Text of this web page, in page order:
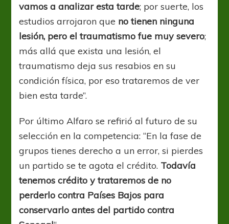
vamos a analizar esta tarde; por suerte, los
estudios arrojaron que no tienen ninguna
lesión, pero el traumatismo fue muy severo;
más allá que exista una lesión, el
traumatismo deja sus resabios en su
condición física, por eso trataremos de ver
bien esta tarde”.
Por último Alfaro se refirió al futuro de su
selección en la competencia: “En la fase de
grupos tienes derecho a un error, si pierdes
un partido se te agota el crédito. Todavía
tenemos crédito y trataremos de no
perderlo contra Países Bajos para
conservarlo antes del partido contra